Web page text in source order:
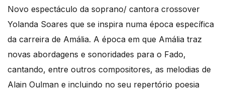
Novo espectáculo da soprano/ cantora crossover
Yolanda Soares que se inspira numa época específica
da carreira de Amália. A época em que Amália traz
novas abordagens e sonoridades para o Fado,
cantando, entre outros compositores, as melodias de
Alain Oulman e incluindo no seu repertório poesia